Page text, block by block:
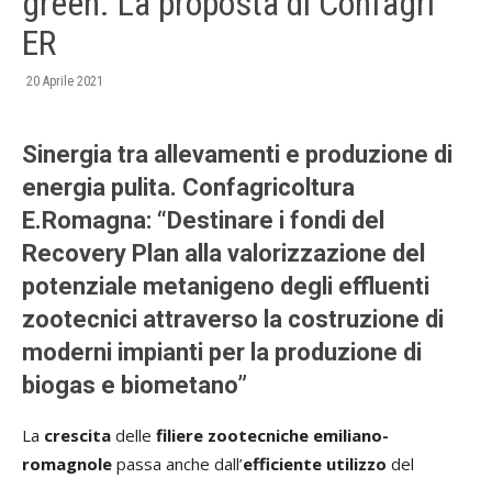
ER
20 Aprile 2021
Sinergia tra allevamenti e produzione di
energia pulita. Confagricoltura
E.Romagna: “Destinare i fondi del
Recovery Plan alla valorizzazione del
potenziale metanigeno degli effluenti
zootecnici attraverso la costruzione di
moderni impianti per la produzione di
biogas e biometano”
La crescita delle filiere zootecniche emiliano-
romagnole passa anche dall’efficiente utilizzo del